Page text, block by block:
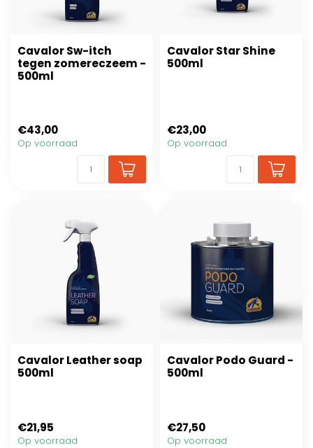
Cavalor Sw-itch
tegen zomereczeem -
500ml
€43,00
Op voorraad
Cavalor Star Shine
500ml
€23,00
Op voorraad
Cavalor Leather soap
500ml
€21,95
Op voorraad
Cavalor Podo Guard -
500ml
€27,50
Op voorraad